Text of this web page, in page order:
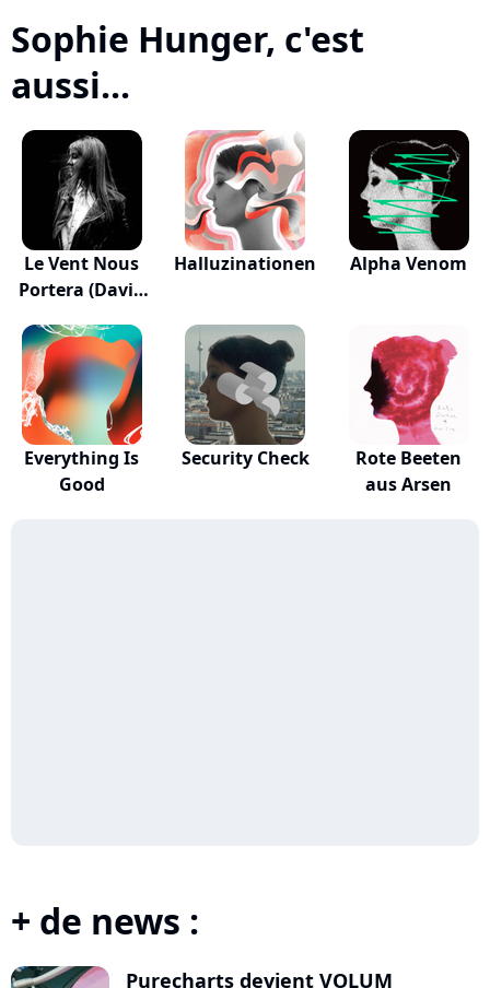
Sophie Hunger, c'est
aussi...
Le Vent Nous
Portera (David
Halluzinationen Alpha Venom
Everything Is
Good
Security Check
Rote Beeten
aus Arsen
+ de news :
Purecharts devient VOLUM